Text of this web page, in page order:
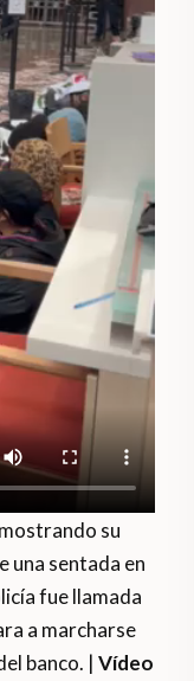
su
una sentada en
fue llamada
a marcharse
banco. | Vídeo